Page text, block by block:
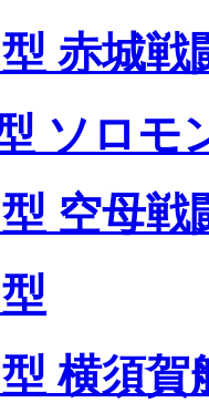
赤城戦
ソロモ
空母戦
横須賀